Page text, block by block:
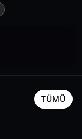
TÜMÜ
8
İstanbul